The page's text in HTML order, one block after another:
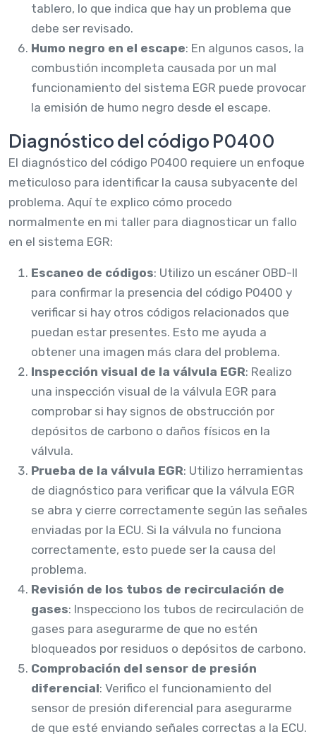
tablero, lo que indica que hay un problema que
debe ser revisado.
Humo negro en el escape: En algunos casos, la
combustión incompleta causada por un mal
funcionamiento del sistema EGR puede provocar
la emisión de humo negro desde el escape.
Diagnóstico del código P0400
El diagnóstico del código P0400 requiere un enfoque
meticuloso para identificar la causa subyacente del
problema. Aquí te explico cómo procedo
normalmente en mi taller para diagnosticar un fallo
en el sistema EGR:
Escaneo de códigos: Utilizo un escáner OBD-II
para confirmar la presencia del código P0400 y
verificar si hay otros códigos relacionados que
puedan estar presentes. Esto me ayuda a
obtener una imagen más clara del problema.
Inspección visual de la válvula EGR: Realizo
una inspección visual de la válvula EGR para
comprobar si hay signos de obstrucción por
depósitos de carbono o daños físicos en la
válvula.
Prueba de la válvula EGR: Utilizo herramientas
de diagnóstico para verificar que la válvula EGR
se abra y cierre correctamente según las señales
enviadas por la ECU. Si la válvula no funciona
correctamente, esto puede ser la causa del
problema.
Revisión de los tubos de recirculación de
gases: Inspecciono los tubos de recirculación de
gases para asegurarme de que no estén
bloqueados por residuos o depósitos de carbono.
Comprobación del sensor de presión
diferencial: Verifico el funcionamiento del
sensor de presión diferencial para asegurarme
de que esté enviando señales correctas a la ECU.